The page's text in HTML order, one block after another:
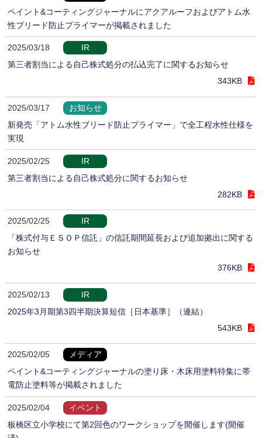
ペイント&コーティングジャーナルにアクアルーフおよびアトム水
性ブリード防止プライマーが掲載されました
2025/03/18
IR
第三者割当による自己株式処分の払込完了に関するお知らせ
343KB
2025/03/17
お知らせ
新発売「アトム水性ブリード防止プライマー」で全工程水性仕様を
実現
2025/02/25
IR
第三者割当による自己株式処分に関するお知らせ
282KB
2025/02/25
IR
「株式付与ＥＳＯＰ信託」の信託期間延長および追加拠出に関する
お知らせ
376KB
2025/02/13
IR
2025年3月期第3四半期決算短信［日本基準］（連結）
543KB
2025/02/05
メディア
ペイント&コーティングジャーナルの塗り床・木床用塗料特集に帯
電防止塗料等が掲載されました
2025/02/04
イベント
板橋区立小学校にて第2回色のワークショップを開催します(開催